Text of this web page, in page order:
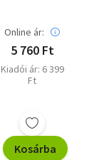
Online ár:
5 760 Ft
Kiadói ár: 6 399
Ft
Kosárba